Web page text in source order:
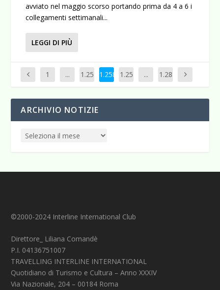
avviato nel maggio scorso portando prima da 4 a 6 i
collegamenti settimanali...
LEGGI DI PIÙ
1 ...
1.25
7
1.258
1.25
9
...
1.28
0
ARCHIVIO NOTIZIE
©2000-2024 Interline International Club
Direttore_ Liliana Comandè
P.I. 04136751007
TRAVELLING INTERLINE INTERNATIONAL
Quotidiano di Turismo e Cultura – Anno XXXIV
Via Nazionale, 204 – 00184 Roma